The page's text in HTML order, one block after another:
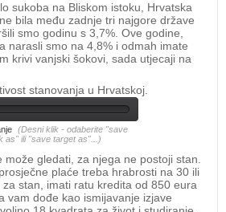
sukoba na Bliskom istoku, Hrvatska
bila među zadnje tri najgore države
smo godinu s 3,7%. Ove godine,
narasli smo na 4,8% i odmah imate
krivi vanjski šokovi, sada utjecaji na
stanovanja u Hrvatskoj.
(Desni klik - odaberite "save
as" ili "save target as"...)
gledati, za njega ne postoji stan.
plaće treba hrabrosti na 30 ili
stan, imati ratu kredita od 850 eura
vam dođe kao ismijavanje izjave